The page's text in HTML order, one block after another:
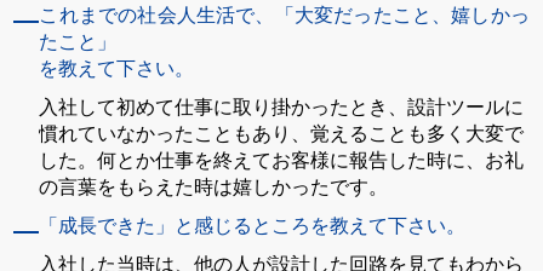
これまでの社会人生活で、「大変だったこと、嬉しかっ
たこと」
を教えて下さい。
入社して初めて仕事に取り掛かったとき、設計ツールに
慣れていなかったこともあり、覚えることも多く大変で
した。何とか仕事を終えてお客様に報告した時に、お礼
の言葉をもらえた時は嬉しかったです。
「成長できた」と感じるところを教えて下さい。
入社した当時は、他の人が設計した回路を見てもわから